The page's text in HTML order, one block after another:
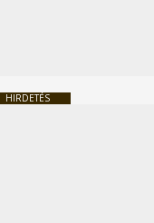
HIRDETÉS